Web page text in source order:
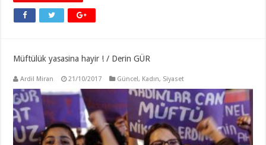
Müftülük yasasina hayir ! / Derin GÜR
Ardil Miran 21/10/2017 Güncel, Kadın, Siyaset